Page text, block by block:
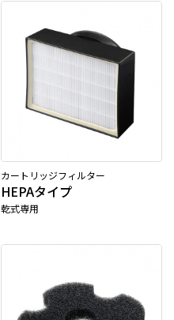
カートリッジフィルター
HEPAタイプ
乾式専用